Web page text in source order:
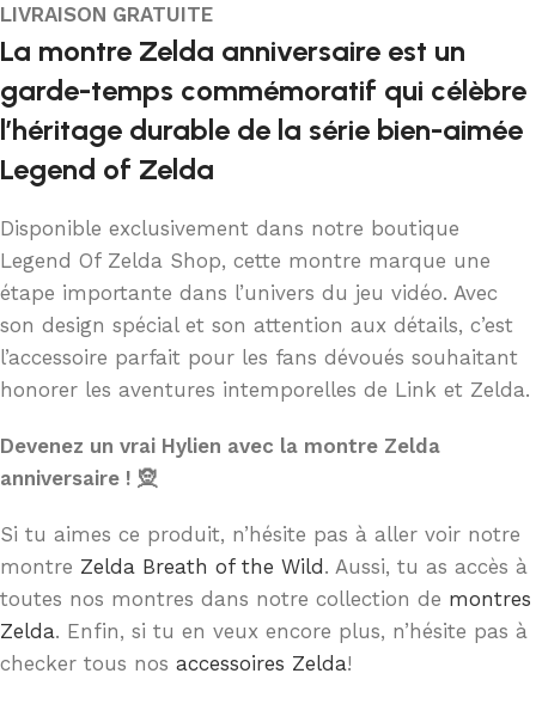
LIVRAISON GRATUITE
La montre Zelda anniversaire est un
garde-temps commémoratif qui célèbre
l’héritage durable de la série bien-aimée
Legend of Zelda
Disponible exclusivement dans notre boutique
Legend Of Zelda Shop, cette montre marque une
étape importante dans l’univers du jeu vidéo. Avec
son design spécial et son attention aux détails, c’est
l’accessoire parfait pour les fans dévoués souhaitant
honorer les aventures intemporelles de Link et Zelda.
Devenez un vrai Hylien avec la montre Zelda
anniversaire ! 🧝
Si tu aimes ce produit, n’hésite pas à aller voir notre
montre Zelda Breath of the Wild. Aussi, tu as accès à
toutes nos montres dans notre collection de montres
Zelda. Enfin, si tu en veux encore plus, n’hésite pas à
checker tous nos accessoires Zelda!